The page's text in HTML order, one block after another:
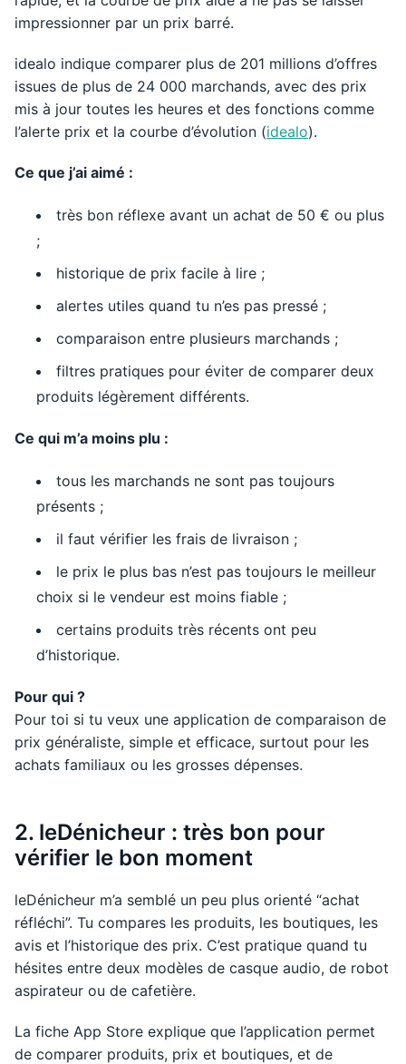
impressionner par un prix barré.
idealo indique comparer plus de 201 millions d’offres
issues de plus de 24 000 marchands, avec des prix
mis à jour toutes les heures et des fonctions comme
l’alerte prix et la courbe d’évolution (idealo).
Ce que j’ai aimé :
très bon réflexe avant un achat de 50 € ou plus
;
historique de prix facile à lire ;
alertes utiles quand tu n’es pas pressé ;
comparaison entre plusieurs marchands ;
filtres pratiques pour éviter de comparer deux
produits légèrement différents.
Ce qui m’a moins plu :
tous les marchands ne sont pas toujours
présents ;
il faut vérifier les frais de livraison ;
le prix le plus bas n’est pas toujours le meilleur
choix si le vendeur est moins fiable ;
certains produits très récents ont peu
d’historique.
Pour qui ?
Pour toi si tu veux une application de comparaison de
prix généraliste, simple et efficace, surtout pour les
achats familiaux ou les grosses dépenses.
2. leDénicheur : très bon pour
vérifier le bon moment
leDénicheur m’a semblé un peu plus orienté “achat
réfléchi”. Tu compares les produits, les boutiques, les
avis et l’historique des prix. C’est pratique quand tu
hésites entre deux modèles de casque audio, de robot
aspirateur ou de cafetière.
La fiche App Store explique que l’application permet
de comparer produits, prix et boutiques, et de